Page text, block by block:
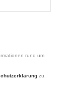
rund um
zu.